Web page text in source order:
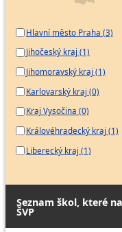
Hlavní město Praha (3)
Jihočeský kraj (1)
Jihomoravský kraj (1)
Karlovarský kraj (0)
Kraj Vysočina (0)
Královéhradecký kraj (1)
Liberecký kraj (1)
Seznam škol, které
ŠVP